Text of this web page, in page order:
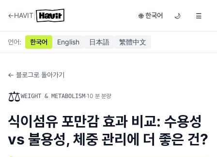
←HAVIT 🌐 한국어 🌙 ☰
언어: 한국어 English 日本語 繁體中文
← 블로그로 돌아가기
⚖️WEIGHT & METABOLISM·10 분 분량
식이섬유 포만감 효과 비교: 수용성
vs 불용성, 체중 관리에 더 좋은 건?